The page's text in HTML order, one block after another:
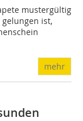
mustergültig
ist,
mehr